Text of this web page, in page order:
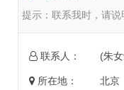
提示： 联系我时，请
联系人： (朱
所在地： 北京